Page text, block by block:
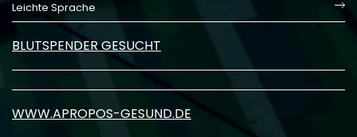
Leichte Sprache
BLUTSPENDER GESUCHT
WWW.APROPOS-GESUND.DE